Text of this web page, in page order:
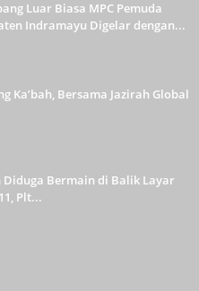
Luar Biasa MPC Pemuda
Indramayu Digelar dengan...
Ka’bah, Bersama Jazirah Global
Diduga Bermain di Balik Layar
Plt...